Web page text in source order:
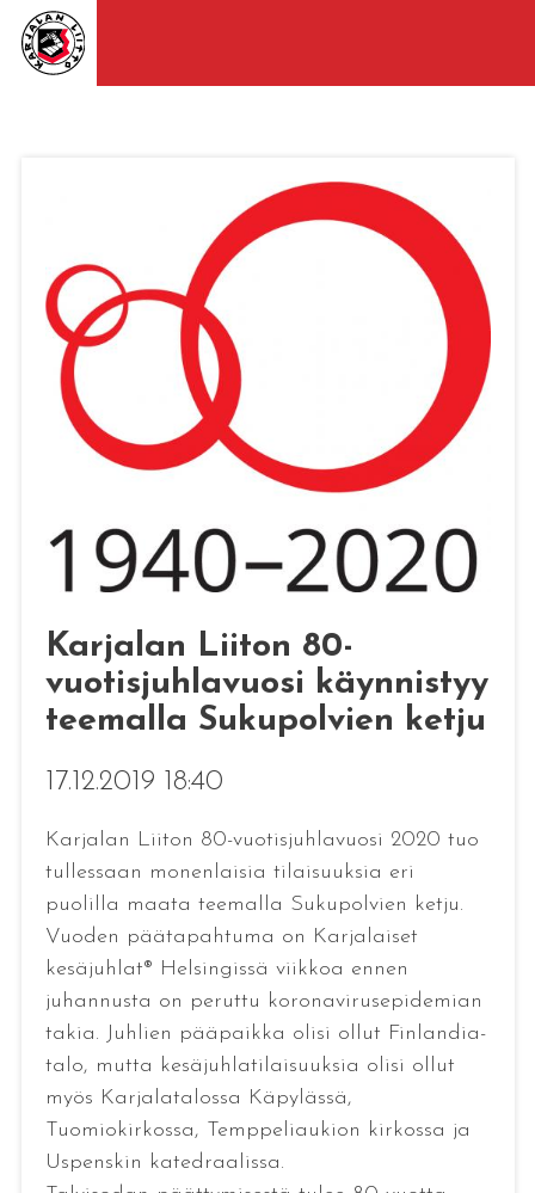
Karjalan Liiton 80-
vuotisjuhlavuosi käynnistyy
teemalla Sukupolvien ketju
17.12.2019 18:40
Karjalan Liiton 80-vuotisjuhlavuosi 2020 tuo
tullessaan monenlaisia tilaisuuksia eri
puolilla maata teemalla Sukupolvien ketju.
Vuoden päätapahtuma on Karjalaiset
kesäjuhlat® Helsingissä viikkoa ennen
juhannusta on peruttu koronavirusepidemian
takia. Juhlien pääpaikka olisi ollut Finlandia-
talo, mutta kesäjuhlatilaisuuksia olisi ollut
myös Karjalatalossa Käpylässä,
Tuomiokirkossa, Temppeliaukion kirkossa ja
Uspenskin katedraalissa.